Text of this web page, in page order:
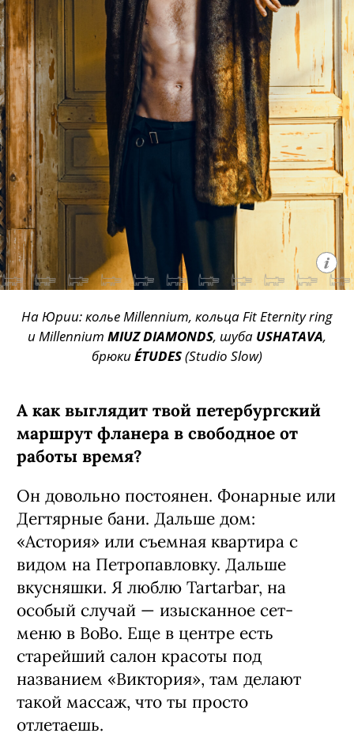
На Юрии: колье Millennium, кольца Fit Eternity ring
и Millennium MIUZ DIAMONDS, шуба USHATAVA,
брюкиÉTUDES(Studio Slow)
А как выглядит твой петербургский
маршрут фланера в свободное от
рабо­ты время?
Он довольно постоянен. Фонарные или
Дег­тярные бани. Дальше дом:
«Астория» или съемная квартира с
видом на Петропавлов­ку. Дальше
вкусняшки. Я люблю Tartarbar, на
особый случай — изысканное сет-
меню в BoBo. Еще в центре есть
старейший салон красоты под
названием «Виктория», там де­лают
такой массаж, что ты просто
отлетаешь.